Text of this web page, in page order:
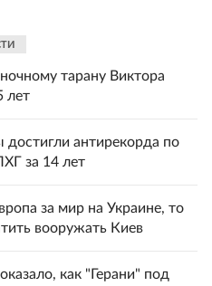
тарану Виктора
лет
антирекорда по
за 14 лет
за мир на Украине, то
вооружать Киев
как "Герани" под